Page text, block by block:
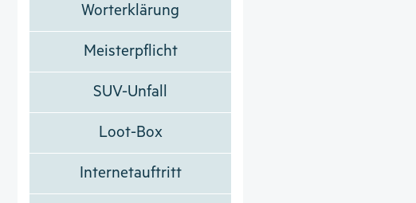
Worterklärung
Meisterpflicht
SUV-Unfall
Loot-Box
Internetauftritt